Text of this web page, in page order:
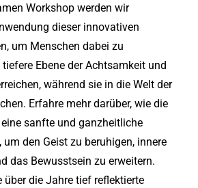
Workshop werden wir
dieser innovativen
um Menschen dabei zu
Ebene der Achtsamkeit und
während sie in die Welt der
Erfahre mehr darüber, wie die
sanfte und ganzheitliche
den Geist zu beruhigen, innere
das Bewusstsein zu erweitern.
über die Jahre tief reflektierte